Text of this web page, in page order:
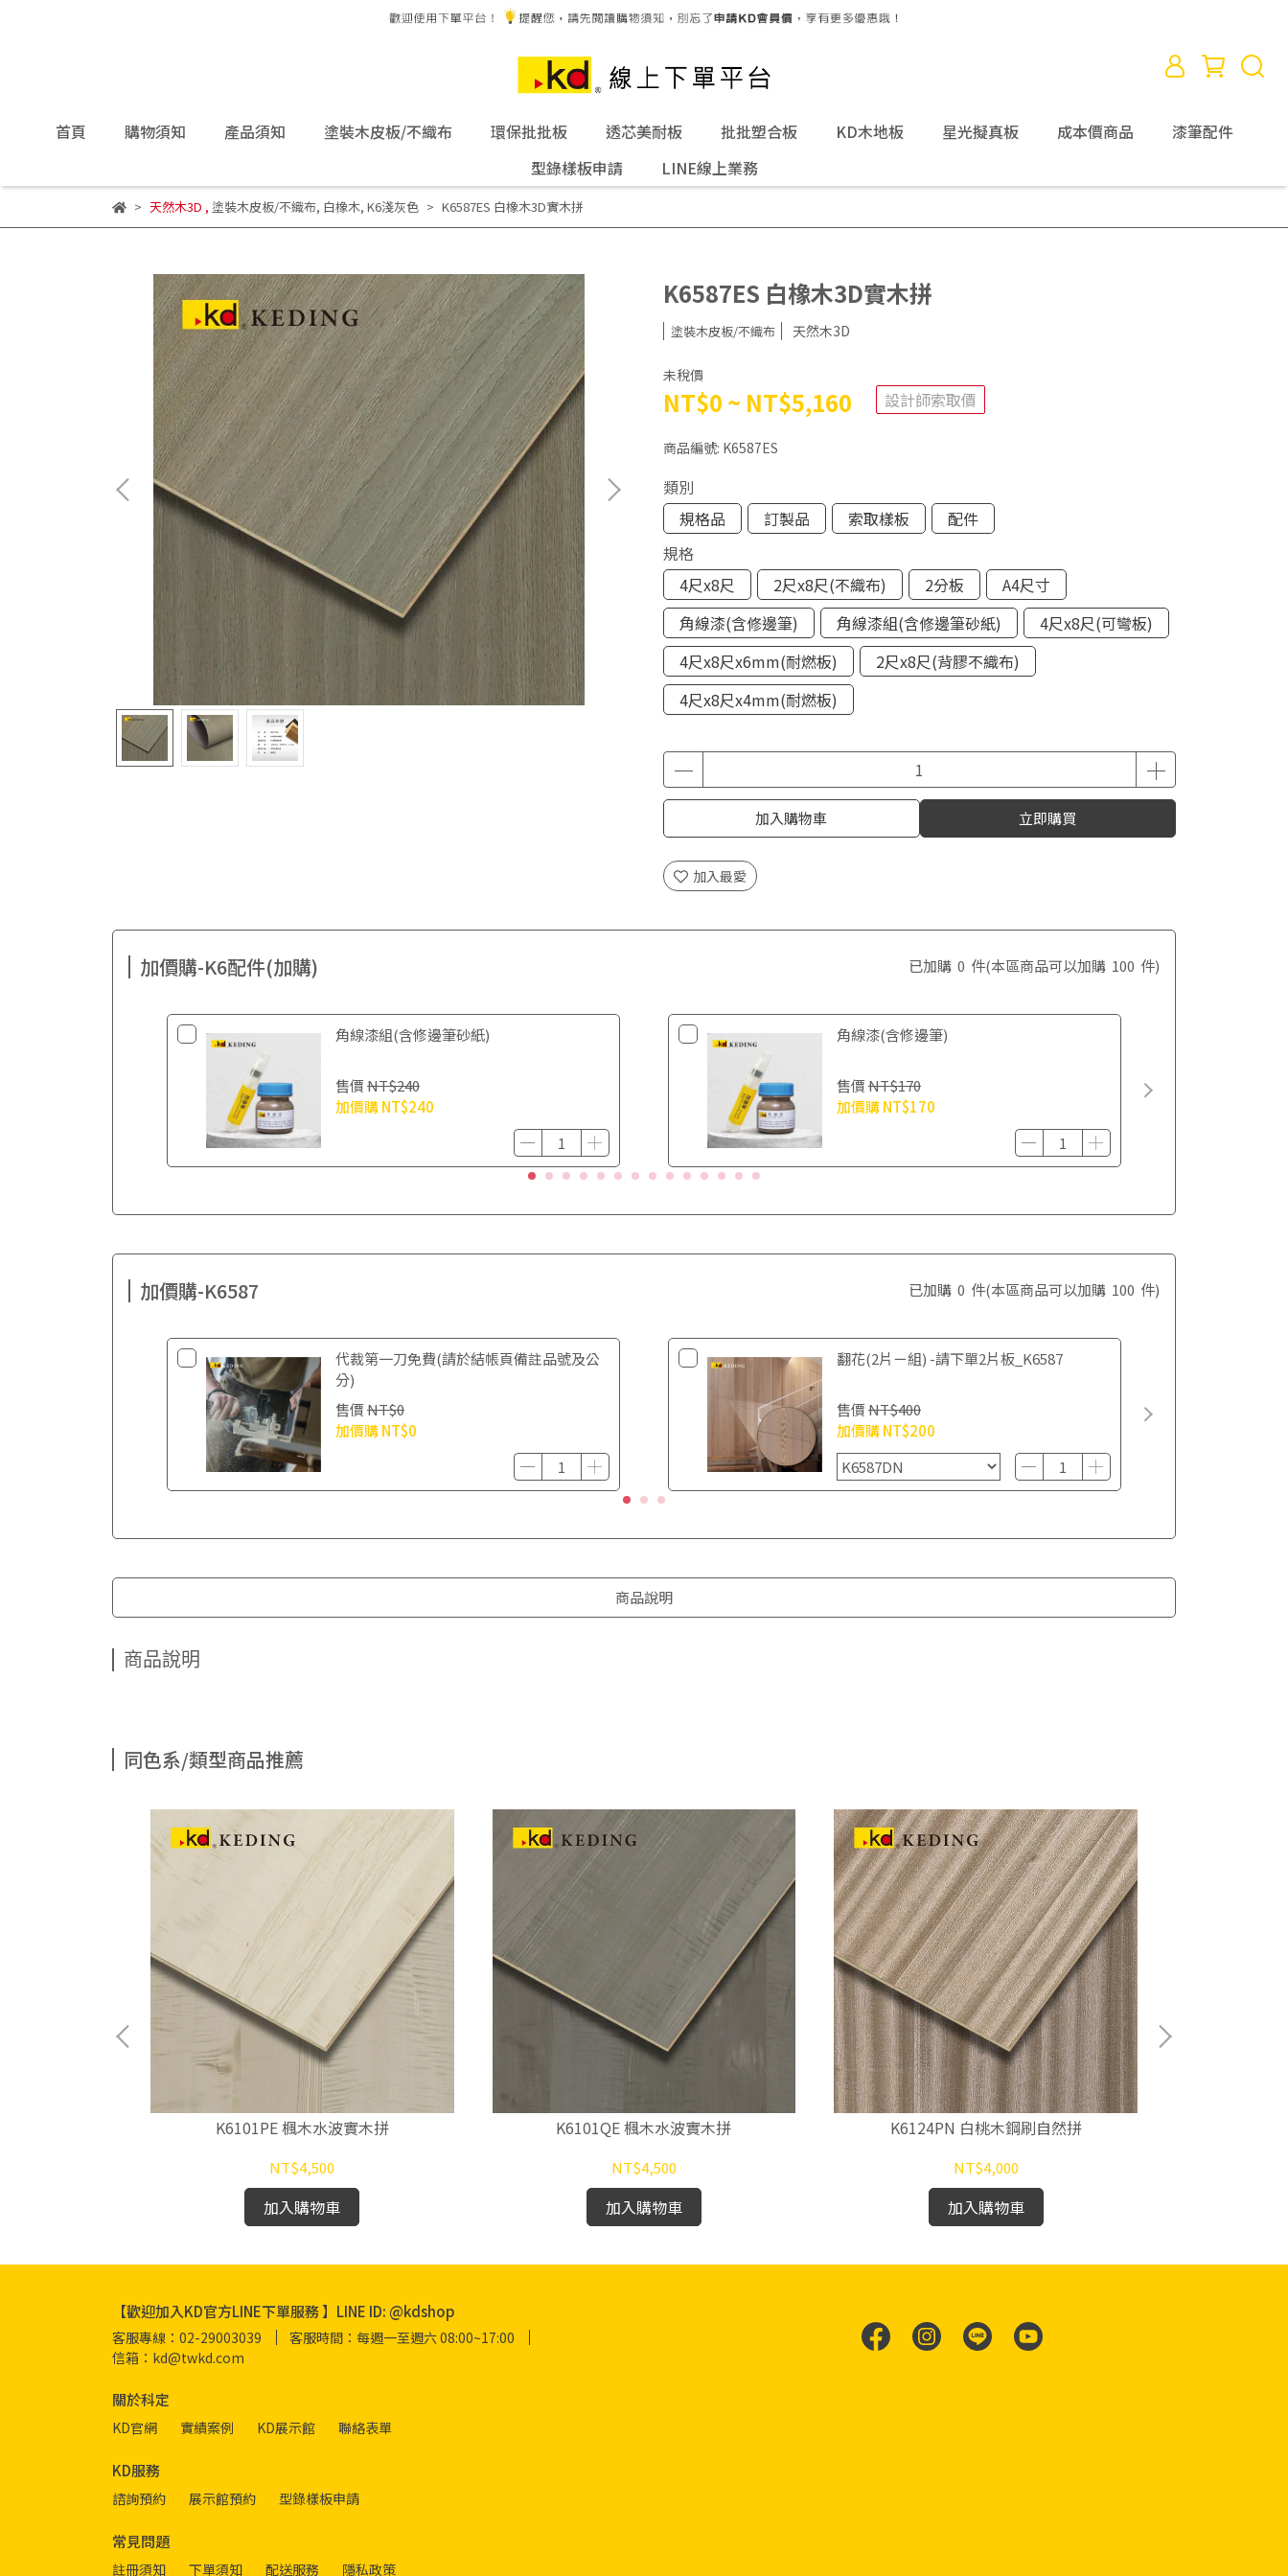
首頁 購物須知 產品須知 塗裝木皮板/不織布 環保批批板 透芯美耐板 批批塑合板 KD木地板 星光擬真板 成本價商品
漆筆配件
型錄樣板申請
LINE線上業務
天然木3D , 塗裝木皮板/不織布, 白橡木, K6淺灰色 K6587ES 白橡木3D實木拼
K6587ES 白橡木3D實木拼
塗裝木皮板/不織布 天然木3D
未稅價
NT$0 ~ NT$5,160 設計師索取價
商品編號: K6587ES
類別
規格品
訂製品 索取樣板
配件
規格
4尺x8尺
2尺x8尺(不織布) 2分板
A4尺寸
角線漆(含修邊筆)
角線漆組(含修邊筆砂紙)
4尺x8尺(可彎板)
4尺x8尺x6mm(耐燃板)
2尺x8尺(背膠不織布)
4尺x8尺x4mm(耐燃板)
加入購物車 立即購買
加入最愛
加價購-K6配件(加購) 已加購 0 件(本區商品可以加購 100 件)
角線漆組(含修邊筆砂紙)
售價NT$240
加價購NT$240
角線漆(含修邊筆)
售價NT$170
加價購NT$170
加價購-K6587 已加購 0 件(本區商品可以加購 100 件)
代裁第一刀免費(請於結帳頁備註品號及公
分)
售價NT$0
加價購NT$0
翻花(2片ㄧ組) -請下單2片板_K6587
售價NT$400
加價購NT$200
商品說明
商品說明
同色系/類型商品推薦
K6101PE 楓木水波實木拼
NT$4,500
加入購物車
K6101QE 楓木水波實木拼
NT$4,500
加入購物車
K6124PN 白桃木鋼刷自然拼
NT$4,000
加入購物車
【歡迎加入KD官方LINE下單服務 】LINE ID: @kdshop
客服專線：02-29003039
客服時間：每週一至週六 08:00~17:00
信箱：kd@twkd.com
關於科定
KD官網 實績案例 KD展示館 聯絡表單
KD服務
諮詢預約 展示館預約 型錄樣板申請
常見問題
註冊須知 下單須知 配送服務 隱私政策